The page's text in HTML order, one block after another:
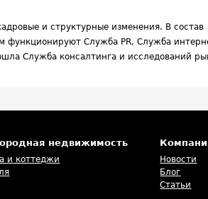
и структурные изменения. В состав
функционируют Служба PR, Служба
Служба консалтинга и исследований
недвижимость
и коттеджи
Новости
Блог
Статьи